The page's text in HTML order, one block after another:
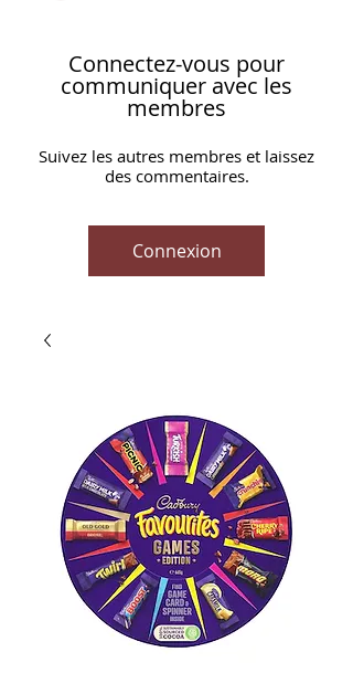
Connectez-vous pour
communiquer avec les
membres
Suivez les autres membres et laissez
des commentaires.
Connexion